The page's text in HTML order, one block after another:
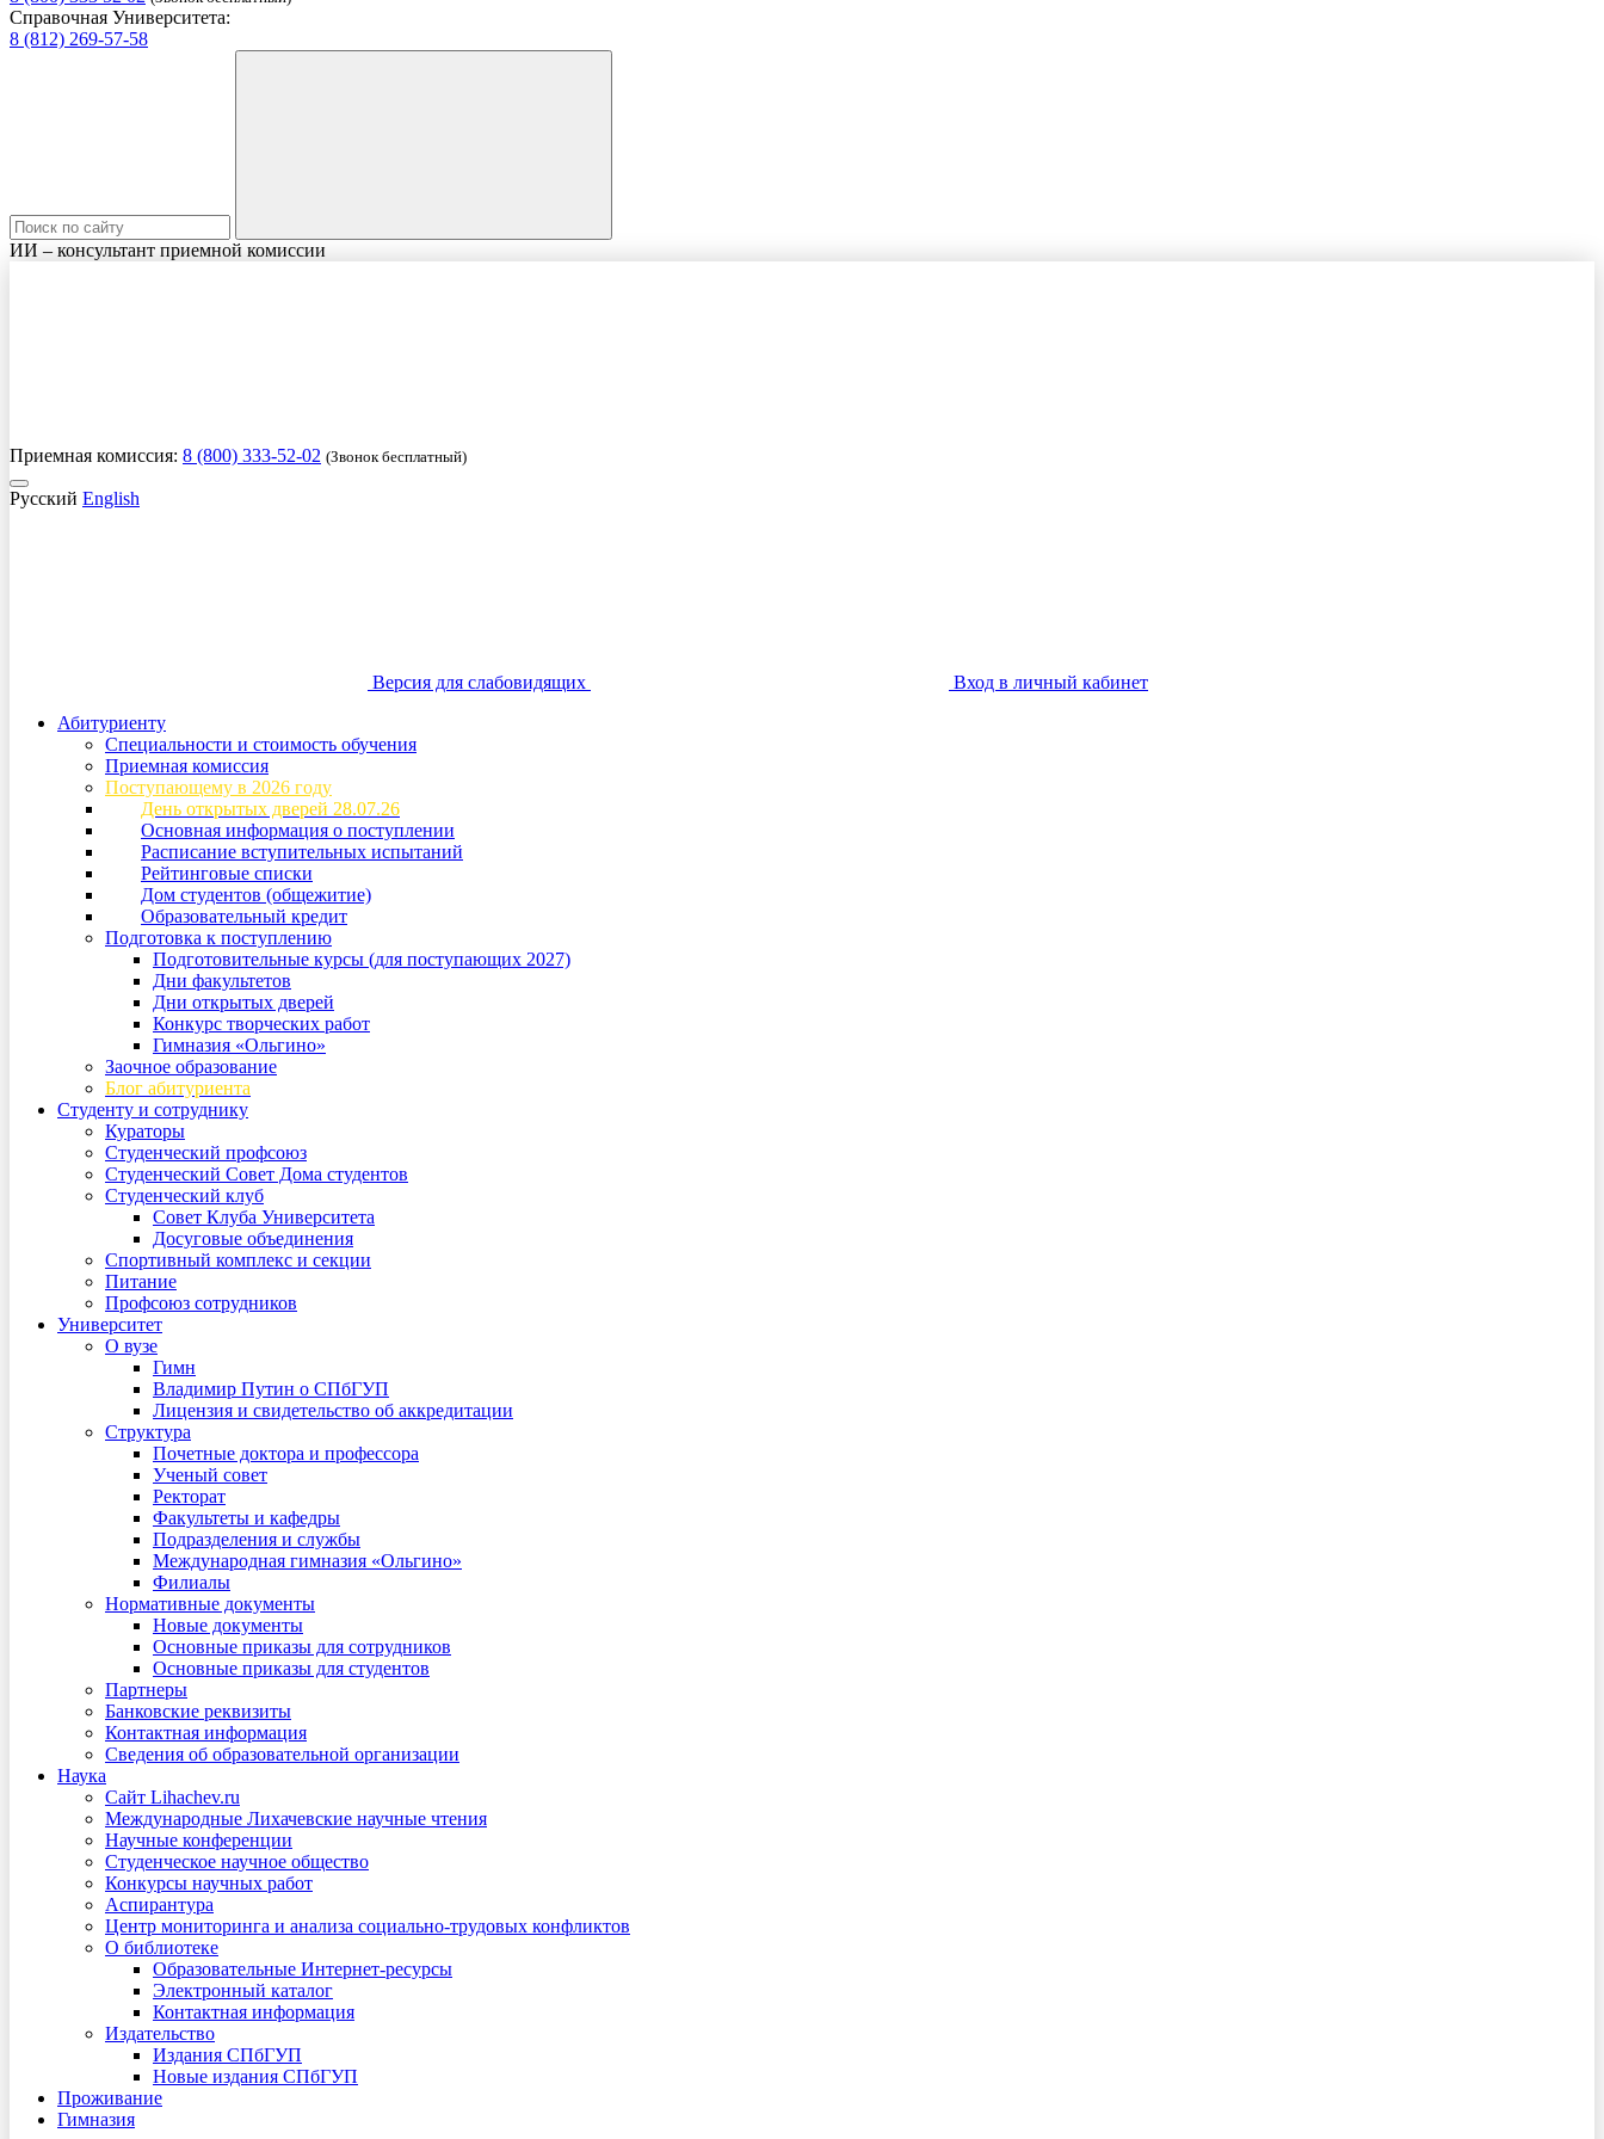
Справочная Университета:
8 (812) 269-57-58
ИИ – консультант приемной комиссии
Приемная комиссия: 8 (800) 333-52-02 (Звонок бесплатный)
Русский English
Версия для слабовидящих
Вход в личный кабинет
Абитуриенту
Специальности и стоимость обучения
Приемная комиссия
Поступающему в 2026 году
День открытых дверей 28.07.26
Основная информация о поступлении
Расписание вступительных испытаний
Рейтинговые списки
Дом студентов (общежитие)
Образовательный кредит
Подготовка к поступлению
Подготовительные курсы (для поступающих 2027)
Дни факультетов
Дни открытых дверей
Конкурс творческих работ
Гимназия «Ольгино»
Заочное образование
Блог абитуриента
Студенту и сотруднику
Кураторы
Студенческий профсоюз
Студенческий Совет Дома студентов
Студенческий клуб
Совет Клуба Университета
Досуговые объединения
Спортивный комплекс и секции
Питание
Профсоюз сотрудников
Университет
О вузе
Гимн
Владимир Путин о СПбГУП
Лицензия и свидетельство об аккредитации
Структура
Почетные доктора и профессора
Ученый совет
Ректорат
Факультеты и кафедры
Подразделения и службы
Международная гимназия «Ольгино»
Филиалы
Нормативные документы
Новые документы
Основные приказы для сотрудников
Основные приказы для студентов
Партнеры
Банковские реквизиты
Контактная информация
Сведения об образовательной организации
Наука
Сайт Lihachev.ru
Международные Лихачевские научные чтения
Научные конференции
Студенческое научное общество
Конкурсы научных работ
Аспирантура
Центр мониторинга и анализа социально-трудовых конфликтов
О библиотеке
Образовательные Интернет-ресурсы
Электронный каталог
Контактная информация
Издательство
Издания СПбГУП
Новые издания СПбГУП
Проживание
Гимназия